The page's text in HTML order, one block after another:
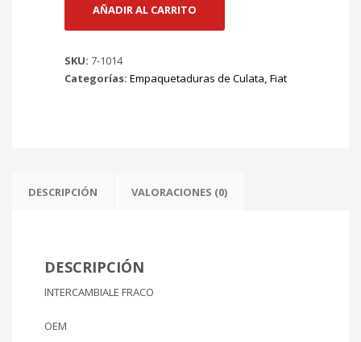
CULATA
PUNTO
MILLE
FIRE
Ø
AÑADIR AL CARRITO
SKU: 7-1014
Categorías: Empaquetaduras de Culata Fiat
DESCRIPCIÓN VALORACIONES (0)
DESCRIPCIÓN
INTERCAMBIALE FRACO
OEM